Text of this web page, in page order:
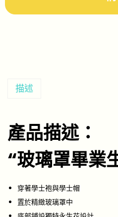
描述
產品描述：
“玻璃罩畢業
穿著學士袍與學士帽
置於精緻玻璃罩中